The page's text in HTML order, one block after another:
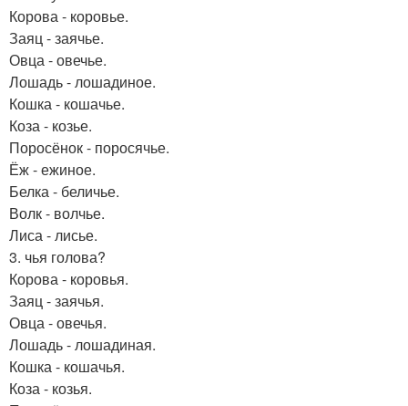
Корова - коровье.
Заяц - заячье.
Овца - овечье.
Лошадь - лошадиное.
Кошка - кошачье.
Коза - козье.
Поросёнок - поросячье.
Ёж - ежиное.
Белка - беличье.
Волк - волчье.
Лиса - лисье.
3. чья голова?
Корова - коровья.
Заяц - заячья.
Овца - овечья.
Лошадь - лошадиная.
Кошка - кошачья.
Коза - козья.